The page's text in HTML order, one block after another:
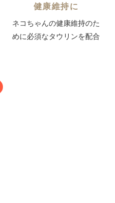
健康維持に
ネコちゃんの健康維持のた
めに必須なタウリンを配合